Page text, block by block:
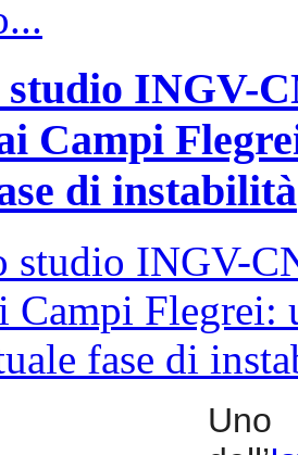
INGV-
Campi
di instabilità
Uno